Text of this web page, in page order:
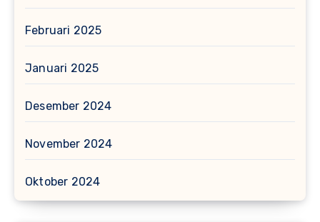
Februari 2025
Januari 2025
Desember 2024
November 2024
Oktober 2024